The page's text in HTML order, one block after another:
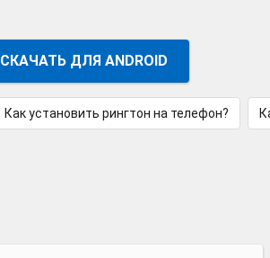
СКАЧАТЬ ДЛЯ ANDROID
Как установить рингтон на телефон?